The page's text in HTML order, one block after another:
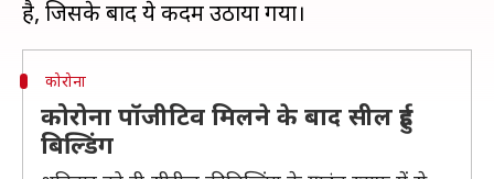
कोरोना
कोरोना पॉजीटिव मिलने के बाद सील हुई
बिल्डिंग